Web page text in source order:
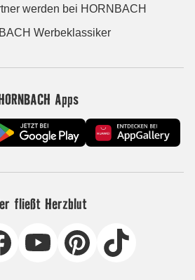
werden bei HORNBACH
Werbeklassiker
Apps
fließt Herzblut